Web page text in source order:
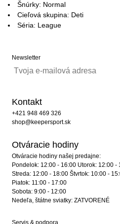
Šnúrky: Normal
Cieľová skupina: Deti
Séria: League
Newsletter
Kontakt
+421 948 469 326
shop@keepersport.sk
Otváracie hodiny
Otváracie hodiny našej predajne:
Pondelok: 12:00 - 16:00 Utorok: 12:00 -
Streda: 12:00 - 18:00 Štvrtok: 10:00 -
Piatok: 11:00 - 17:00
Sobota: 9:00 - 12:00
Nedeľa, štátne sviatky: ZATVORENÉ
Servis & podpora